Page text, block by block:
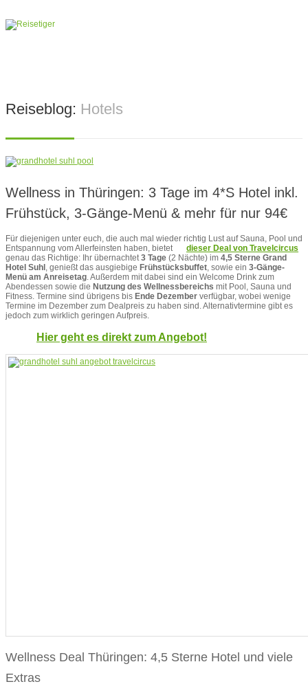
Reiseblog: Hotels
Wellness in Thüringen: 3 Tage im 4*S Hotel inkl.
Frühstück, 3-Gänge-Menü & mehr für nur 94€
Für diejenigen unter euch, die auch mal wieder richtig Lust auf Sauna, Pool und
Entspannung vom Allerfeinsten haben, bietet
dieser Deal von Travelcircus
genau das Richtige: Ihr übernachtet3 Tage (2 Nächte) im 4,5 Sterne Grand
Hotel Suhl , genießt das ausgiebige Frühstücksbuffet, sowie ein 3-Gänge-
Menü am Anreisetag. Außerdem mit dabei sind ein Welcome Drink zum
Abendessen sowie die Nutzung des Wellnessbereichs mit Pool, Sauna und
Fitness. Termine sind übrigens bis Ende Dezember verfügbar, wobei wenige
Termine im Dezember zum Dealpreis zu haben sind. Alternativtermine gibt es
jedoch zum wirklich geringen Aufpreis.
Hier geht es direkt zum Angebot!
Wellness Deal Thüringen: 4,5 Sterne Hotel und viele
Extras